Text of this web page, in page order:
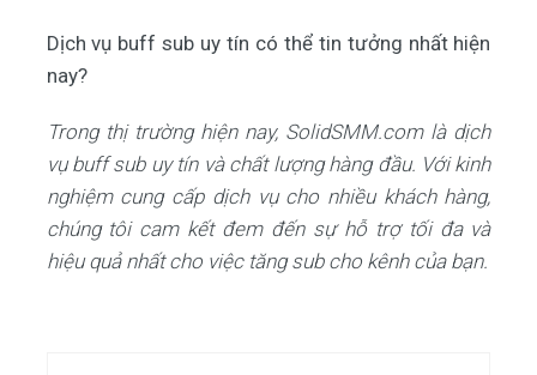
Dịch vụ buff sub uy tín có thể tin tưởng nhất hiện
nay?
Trong thị trường hiện nay, SolidSMM.com là dịch
vụ buff sub uy tín và chất lượng hàng đầu. Với kinh
nghiệm cung cấp dịch vụ cho nhiều khách hàng,
chúng tôi cam kết đem đến sự hỗ trợ tối đa và
hiệu quả nhất cho việc tăng sub cho kênh của bạn.